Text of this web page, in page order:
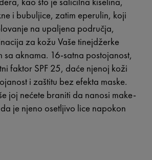
i bubuljice, zatim eperulin, koji
na upaljena područja,
za kožu Vaše tinejdžerke
sa aknama. 16-satna postojanost,
faktor SPF 25, daće njenoj koži
i zaštitu bez efekta maske.
joj nećete braniti da nanosi make-
je njeno osetljivo lice napokon